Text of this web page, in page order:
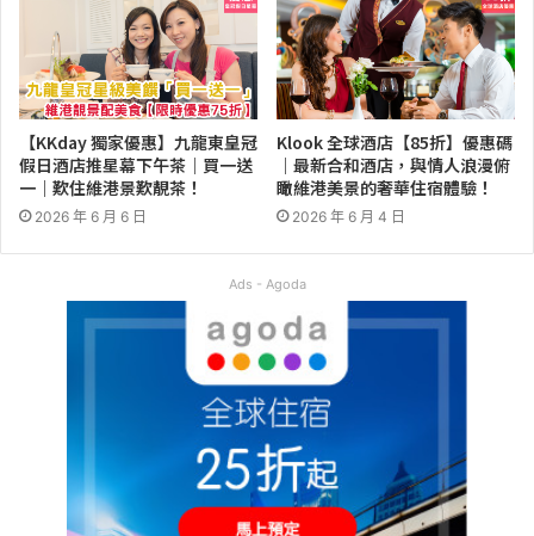
【KKday 獨家優惠】九龍東皇冠
假日酒店推星幕下午茶｜買一送
一｜歎住維港景歎靚茶！
2026 年 6 月 6 日
Klook 全球酒店【85折】優惠碼
｜最新合和酒店，與情人浪漫俯
瞰維港美景的奢華住宿體驗！
2026 年 6 月 4 日
Ads - Agoda